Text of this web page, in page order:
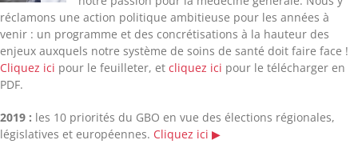
réclamons une action politique ambitieuse pour les années à
venir : un programme et des concrétisations à la hauteur des
enjeux auxquels notre système de soins de santé doit faire face !
Cliquez ici pour le feuilleter, et cliquez ici pour le télécharger en
PDF.
2019 : les 10 priorités du GBO en vue des élections régionales,
législatives et européennes. Cliquez ici ▶︎